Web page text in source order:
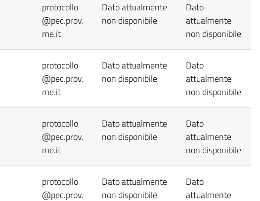
protocollo
@pec.prov.
me.it
Dato attualmente
non disponibile
Dato
attualmente
non disponibile
protocollo
@pec.prov.
me.it
Dato attualmente
non disponibile
Dato
attualmente
non disponibile
protocollo
@pec.prov.
me.it
Dato attualmente
non disponibile
Dato
attualmente
non disponibile
protocollo
@pec.prov.
Dato attualmente
non disponibile
Dato
attualmente